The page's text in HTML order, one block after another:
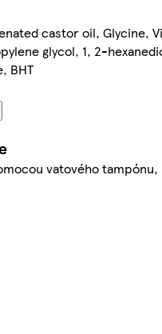
castor oil, Glycine,
glycol, 1, 2-
BHT
vatového